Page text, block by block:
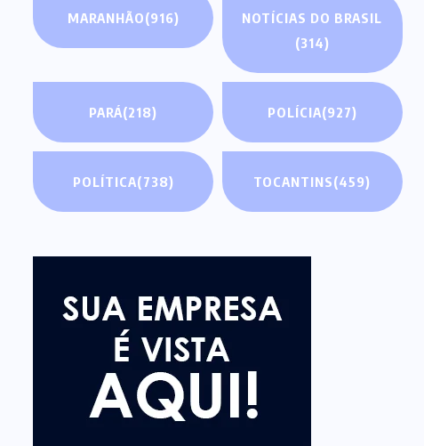
MARANHÃO(916)
NOTÍCIAS DO BRASIL
(314)
PARÁ(218) POLÍCIA(927)
POLÍTICA(738) TOCANTINS(459)